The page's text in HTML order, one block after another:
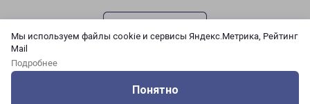
Мы используем файлы cookie и сервисы Яндекс.Метрика, Рейтинг
Mail
Подробнее
Понятно